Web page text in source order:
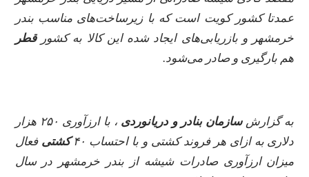
عمدتا کشور کویت است که با زیرساخت‌های مناسب بندر
خرمشهر و بازریابی‌های ایجاد شده این کالا به کشورقطر
هم بارگیری و صادر می‌شود.
به گزارشسازمان بنادر و دریانوردی
، با ارزآوری ۲۵۰ هزار
دلاری به ازای هر فروند کشتی و با احتساب ۴۰
کشتی فعال
میزان ارزآوری صادرات شیشه از بندر خرمشهر در سال